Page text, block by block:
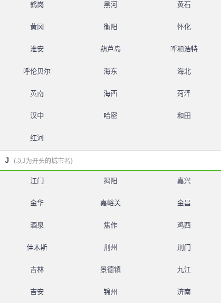
鹤岗 黑河 黄石
黄冈 衡阳 怀化
淮安 葫芦岛 呼和浩特
呼伦贝尔 海东 海北
黄南 海西 菏泽
汉中 哈密 和田
红河
J (以J为开头的城市名)
江门 揭阳 嘉兴
金华 嘉峪关 金昌
酒泉 焦作 鸡西
佳木斯 荆州 荆门
吉林 景德镇 九江
吉安 锦州 济南